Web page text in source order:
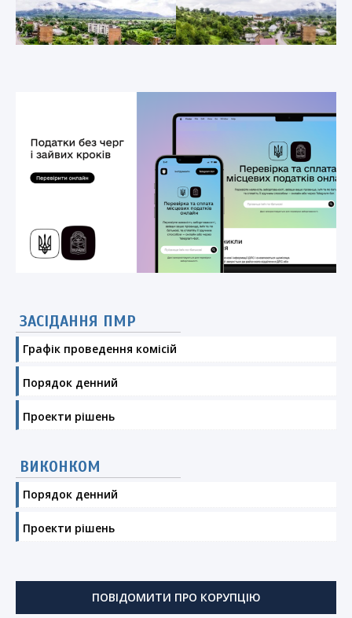
ЗАСІДАННЯ ПМР
Графік проведення комісій
Порядок денний
Проекти рішень
ВИКОНКОМ
Порядок денний
Проекти рішень
ПОВІДОМИТИ ПРО КОРУПЦІЮ